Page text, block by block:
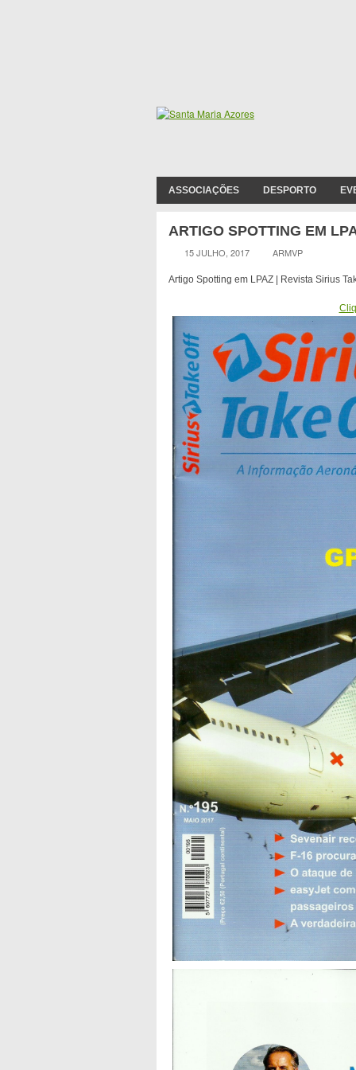
ASSOCIAÇÕES DESPORTO
ARTIGO SPOTTING EM
15 JULHO, 2017 ARMVP
Artigo Spotting em LPAZ | Revista Sirius